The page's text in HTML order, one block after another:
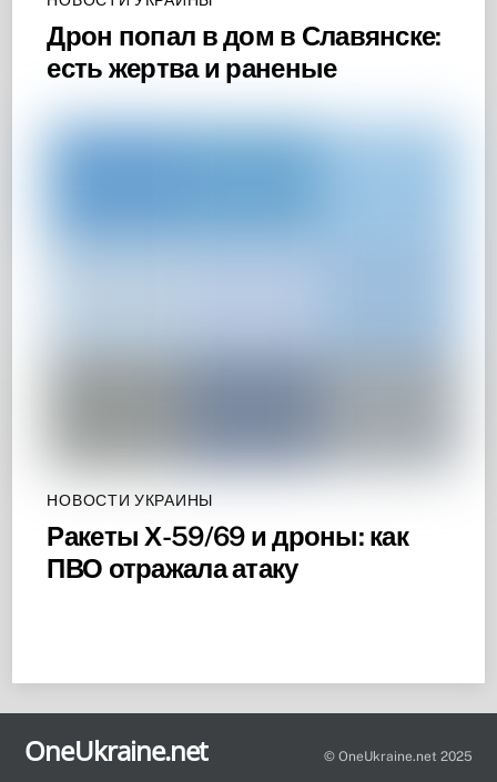
Дрон попал в дом в Славянске:
есть жертва и раненые
НОВОСТИ УКРАИНЫ
Ракеты Х-59/69 и дроны: как
ПВО отражала атаку
Top
OneUkraine.net © OneUkraine.net 2025